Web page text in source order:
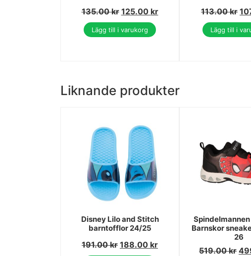
135.00kr 125.00 kr
Lägg till i varukorg
113.00kr
Lägg till i
Liknande produkter
Disney Lilo and Stitch
barntofflor 24/25
191.00kr 188.00 kr
Barnskor
26
519.00kr